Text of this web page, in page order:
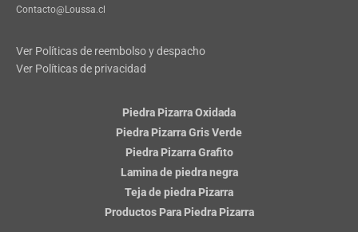
Contacto@Loussa.cl
Ver Políticas de reembolso y despacho
Ver Políticas de privacidad
Piedra Pizarra Oxidada
Piedra Pizarra Gris Verde
Piedra Pizarra Grafito
Lamina de piedra negra
Teja de piedra Pizarra
Productos Para Piedra Pizarra